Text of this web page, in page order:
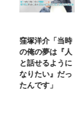
窪塚洋介「当時
の俺の夢は『人
と話せるように
なりたい』だっ
たんです」